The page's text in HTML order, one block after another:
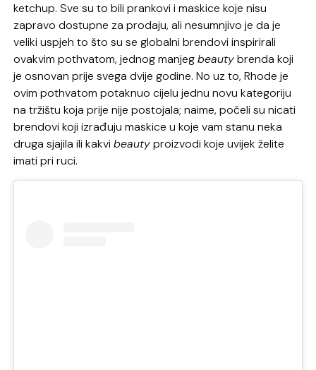
ketchup. Sve su to bili prankovi i maskice koje nisu
zapravo dostupne za prodaju, ali nesumnjivo je da je
veliki uspjeh to što su se globalni brendovi inspirirali
ovakvim pothvatom, jednog manjegbeautybrenda koji
je osnovan prije svega dvije godine. No uz to, Rhode je
ovim pothvatom potaknuo cijelu jednu novu kategoriju
na tržištu koja prije nije postojala; naime, počeli su nicati
brendovi koji izrađuju maskice u koje vam stanu neka
druga sjajila ili kakvibeautyproizvodi koje uvijek želite
imati pri ruci.